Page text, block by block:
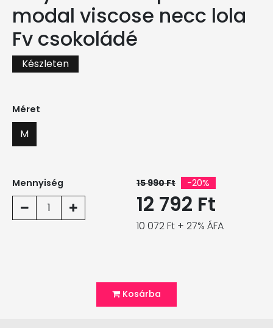
modal viscose necc lola
Fv csokoládé
Készleten
Méret
M
Mennyiség
1
15 990 Ft -20%
12 792 Ft
10 072 Ft + 27% ÁFA
Kosárba